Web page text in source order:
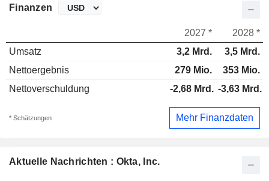
Aktuelle Nachrichten : Okta, Inc.
Finanzen
2027 *
2028 *
Umsatz
3,2 Mrd.
3,5 Mrd.
Nettoergebnis
279 Mio.
353 Mio.
Nettoverschuldung
-2,68 Mrd. -3,63 Mrd.
* Schätzungen Mehr Finanzdaten